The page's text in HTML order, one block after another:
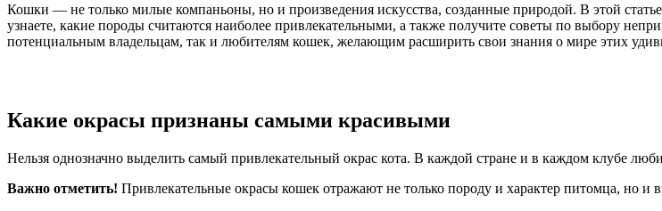
Кошки — не только милые компаньоны, но и произведения искусства, созданные природой. В этой
узнаете, какие породы считаются наиболее привлекательными, а также получите советы по выбору
потенциальным владельцам, так и любителям кошек, желающим расширить свои знания о мире этих
Какие окрасы признаны самыми красивыми
Нельзя однозначно выделить самый привлекательный окрас кота. В каждой стране и в каждом клубе
Важно отметить! Привлекательные окрасы кошек отражают не только породу и характер питомца, но и